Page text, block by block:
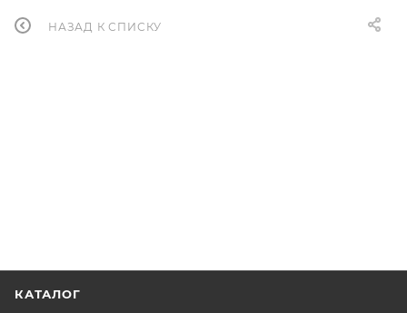
НАЗАД К СПИСКУ
КАТАЛОГ